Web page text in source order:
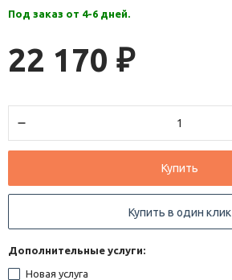
Под заказ от 4-6 дней.
22 170 ₽
Купить
Купить в один клик
Дополнительные услуги:
Новая услуга